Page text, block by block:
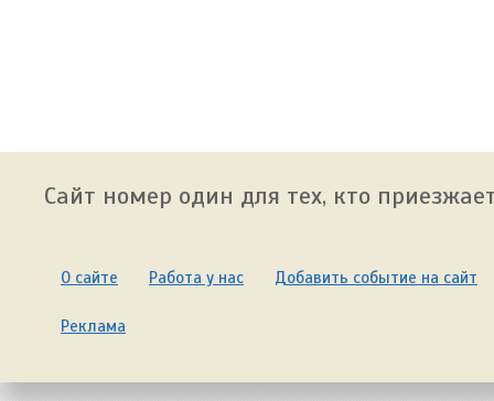
Сайт номер один для тех, кто
О сайте Работа у нас Добавить событие на сайт
Реклама